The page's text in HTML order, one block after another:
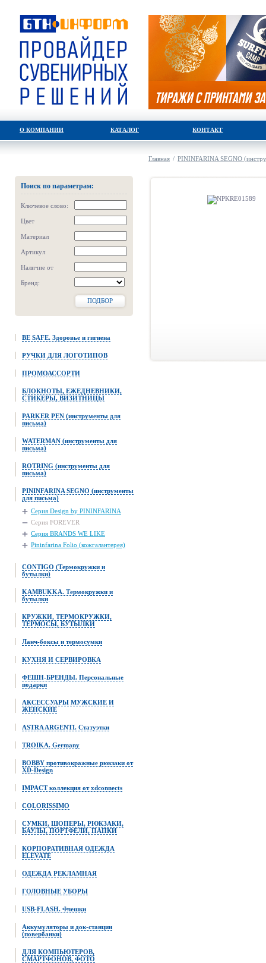
О КОМПАНИИ КАТАЛОГ КОНТАКТ
Поиск по параметрам:
Ключевое слово:
Цвет
Материал
Артикул
Наличие от
Бренд:
ПОДБОР
BE SAFE. Здоровье и гигиена
РУЧКИ ДЛЯ ЛОГОТИПОВ
ПРОМОАССОРТИ
БЛОКНОТЫ, ЕЖЕДНЕВНИКИ,
СТИКЕРЫ, ВИЗИТНИЦЫ
PARKER PEN (инструменты для
письма)
WATERMAN (инструменты для
письма)
ROTRING (инструменты для
письма)
PININFARINA SEGNO (инструменты
для письма)
Серия Design by PININFARINA
Серия FOREVER
Серия BRANDS WE LIKE
Pininfarina Folio (кожгалантерея)
CONTIGO (Термокружки и
бутылки)
KAMBUKKA. Термокружки и
бутылки
КРУЖКИ, ТЕРМОКРУЖКИ,
ТЕРМОСЫ, БУТЫЛКИ
Ланч-боксы и термосумки
КУХНЯ И СЕРВИРОВКА
ФЕШН-БРЕНДЫ. Персональные
подарки
АКСЕССУАРЫ МУЖСКИЕ И
ЖЕНСКИЕ
ASTRA ARGENTI. Статуэтки
TROIKA. Germany
BOBBY противокражные рюкзаки от
XD-Design
IMPACT коллекция от xdconnects
COLORISSIMO
СУМКИ, ШОПЕРЫ, РЮКЗАКИ,
БАУЛЫ, ПОРТФЕЛИ, ПАПКИ
КОРПОРАТИВНАЯ ОДЕЖДА
ELEVATE
ОДЕЖДА РЕКЛАМНАЯ
ГОЛОВНЫЕ УБОРЫ
USB-FLASH. Флешки
Аккумуляторы и док-станции
(повербанки)
ДЛЯ КОМПЬЮТЕРОВ,
СМАРТФОНОВ, ФОТО
Главная / PININFARINA SEGNO